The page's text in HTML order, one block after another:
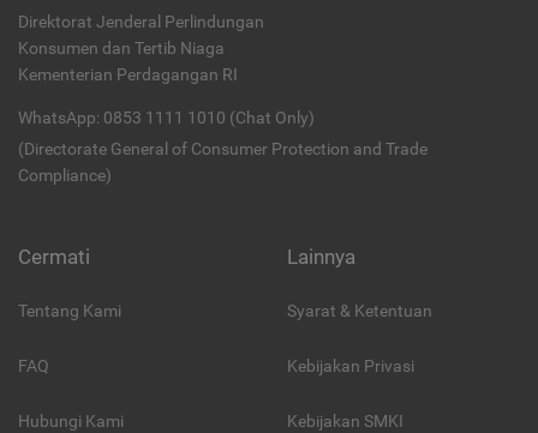
Direktorat Jenderal Perlindungan
Konsumen dan Tertib Niaga
Kementerian Perdagangan RI
WhatsApp: 0853 1111 1010 (Chat Only)
(Directorate General of Consumer Protection and Trade
Compliance)
Cermati
Tentang Kami
FAQ
Hubungi Kami
Lainnya
Syarat & Ketentuan
Kebijakan Privasi
Kebijakan SMKI